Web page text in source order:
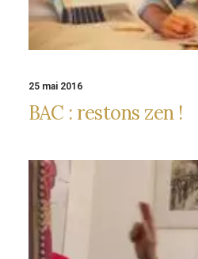
25 mai 2016
BAC : restons zen !